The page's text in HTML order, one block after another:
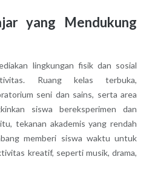
yang Mendukung
lingkungan fisik dan sosial
Ruang kelas terbuka,
seni dan sains, serta area
siswa bereksperimen dan
tekanan akademis yang rendah
memberi siswa waktu untuk
kreatif, seperti musik, drama,